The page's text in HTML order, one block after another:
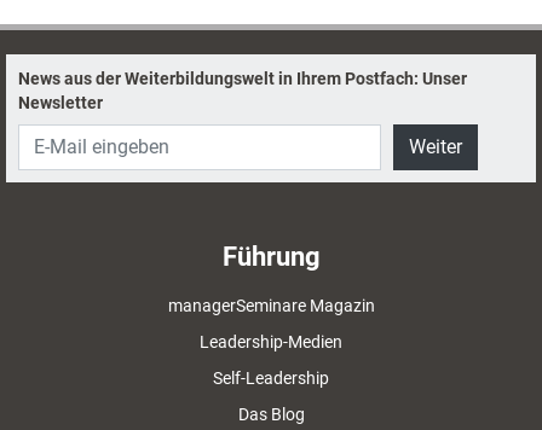
News aus der Weiterbildungswelt in Ihrem Postfach: Unser
Newsletter
Weiter
Führung
managerSeminare Magazin
Leadership-Medien
Self-Leadership
Das Blog